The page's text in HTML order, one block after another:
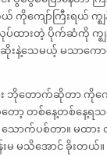
ကိုကျော်ကြီးရယ် က္
ပ်ထားတဲ့ ပိုက်ဆံကို က္
ဆိုးနဲ့သေမယ့် မသာကေ
း ဘိုတောက်ဆိုတာ ကို
တော့ တစ်နေ့တစ်နေ့
သောက်ပစ်တာ။ မထာ
မသိအောင် ခိုးတယ်။